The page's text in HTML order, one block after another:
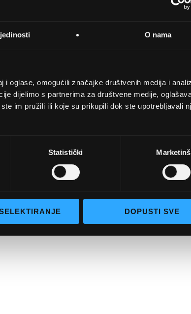
O nama
oglase, omogućili značajke društvenih medija i
dijelimo s partnerima za društvene medije,
im pružili ili koje su prikupili dok ste upotrebljavali
Statistički
DOPUSTI SVE
UVJETI KUPNJE
Opći uvjeti poslovanja
Napredno pretraživanje
Narudžbe i povrati
NAČINI
općom